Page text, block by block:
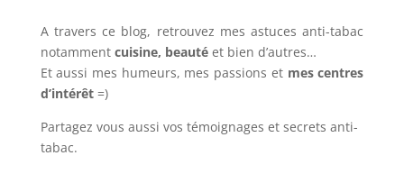
A travers ce blog, retrouvez mes astuces anti-tabac
notamment cuisine, beautéet bien d’autres…
Et aussi mes humeurs, mes passions et mes centres
d’intérêt=)
Partagez vous aussi vos témoignages et secrets anti-
tabac.